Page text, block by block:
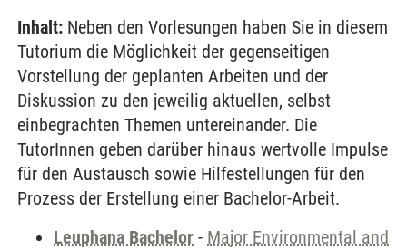
Inhalt: Neben den Vorlesungen haben Sie in diesem
Tutorium die Möglichkeit der gegenseitigen
Vorstellung der geplanten Arbeiten und der
Diskussion zu den jeweilig aktuellen, selbst
einbegrachten Themen untereinander. Die
TutorInnen geben darüber hinaus wertvolle Impulse
für den Austausch sowie Hilfestellungen für den
Prozess der Erstellung einer Bachelor-Arbeit.
Leuphana Bachelor - Major Environmental and